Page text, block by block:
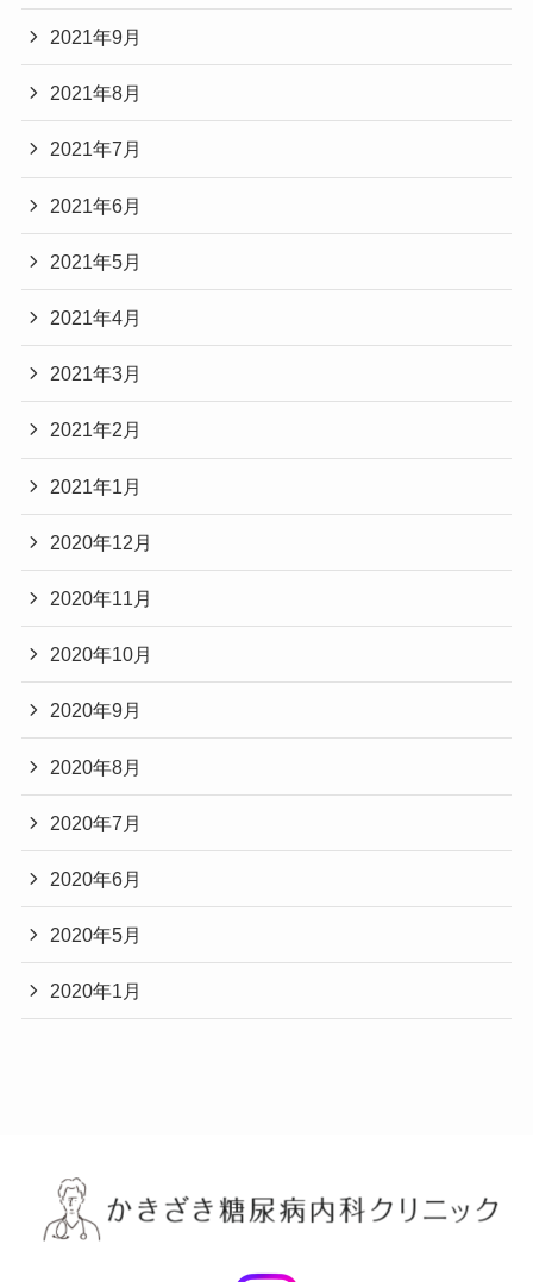
2021年9月
2021年8月
2021年7月
2021年6月
2021年5月
2021年4月
2021年3月
2021年2月
2021年1月
2020年12月
2020年11月
2020年10月
2020年9月
2020年8月
2020年7月
2020年6月
2020年5月
2020年1月